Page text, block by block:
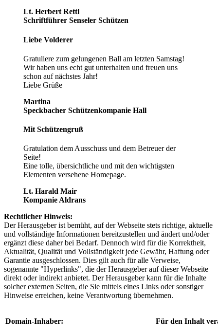
Lt. Herbert Rettl
Schriftführer Senseler Schützen
Liebe Volderer
Gratuliere zum gelungenen Ball am letzten Samstag!
Wir haben uns echt gut unterhalten und freuen uns
schon auf nächstes Jahr!
Liebe Grüße
Martina
Speckbacher Schützenkompanie Hall
Mit Schützengruß
Gratulation dem Ausschuss und dem Betreuer der
Seite!
Eine tolle, übersichtliche und mit den wichtigsten
Elementen versehene Homepage.
Lt. Harald Mair
Kompanie Aldrans
Rechtlicher Hinweis:
Der Herausgeber ist bemüht, auf der Webseite stets richtige, aktuelle
und vollständige Informationen bereitzustellen und ändert und/oder
ergänzt diese daher bei Bedarf. Dennoch wird für die Korrektheit,
Aktualität, Qualität und Vollständigkeit jede Gewähr, Haftung oder
Garantie ausgeschlossen. Dies gilt auch für alle Verweise,
sogenannte "Hyperlinks", die der Herausgeber auf dieser Webseite
direkt oder indirekt anbietet. Der Herausgeber kann für die Inhalte
solcher externen Seiten, die Sie mittels eines Links oder sonstiger
Hinweise erreichen, keine Verantwortung übernehmen.
Domain-Inhaber: Für den Inhalt